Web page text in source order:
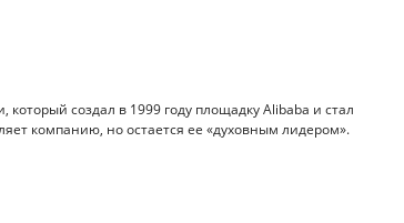
создал в 1999 году площадку Alibaba и стал
компанию, но остается ее «духовным лидером».